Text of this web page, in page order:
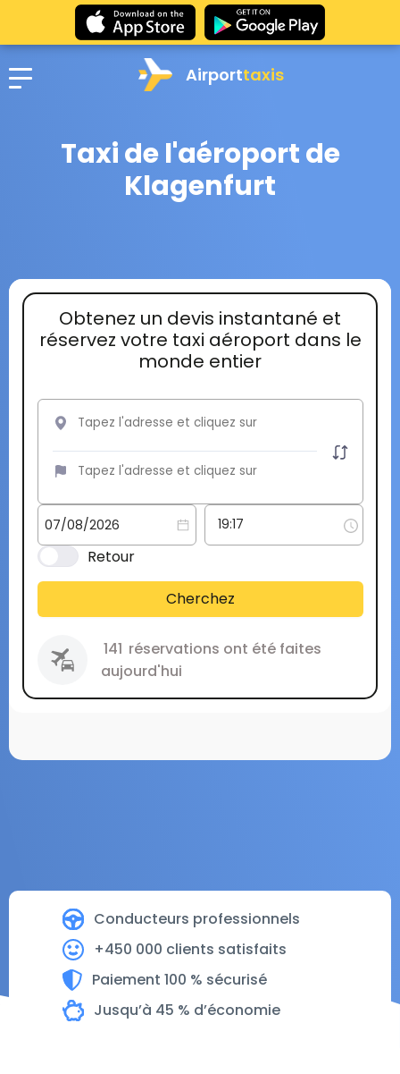
Airporttaxis
Taxi de l'aéroport de
Klagenfurt
Conducteurs professionnels
+450 000 clients satisfaits
Paiement 100 % sécurisé
Jusqu’à 45 % d’économie
Obtenez un devis instantané et
réservez votre taxi aéroport dans le
monde entier
Retour
Cherchez
141 réservations ont été faites
aujourd'hui